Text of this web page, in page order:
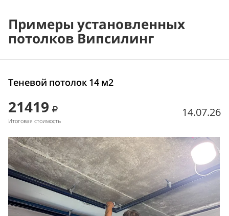
Примеры установленных
потолков Випсилинг
Теневой потолок 14 м2
21419
Итоговая стоимость
14.07.26